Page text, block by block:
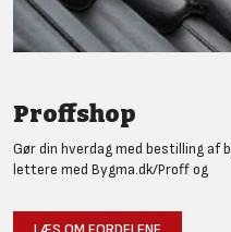
Proffshop
Gør din hverdag med bestilling af
lettere med Bygma.dk/Proff og